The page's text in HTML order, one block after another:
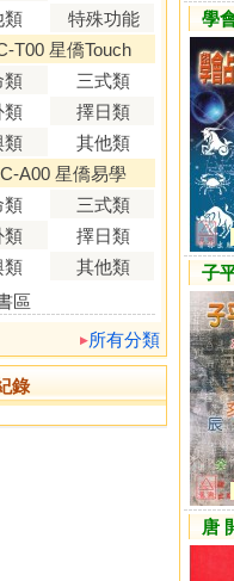
類
特殊功能
T00 星僑Touch
類
三式類
類
擇日類
類
其他類
A00 星僑易學
類
三式類
類
擇日類
類
其他類
區
所有分類
錄
學
子
唐